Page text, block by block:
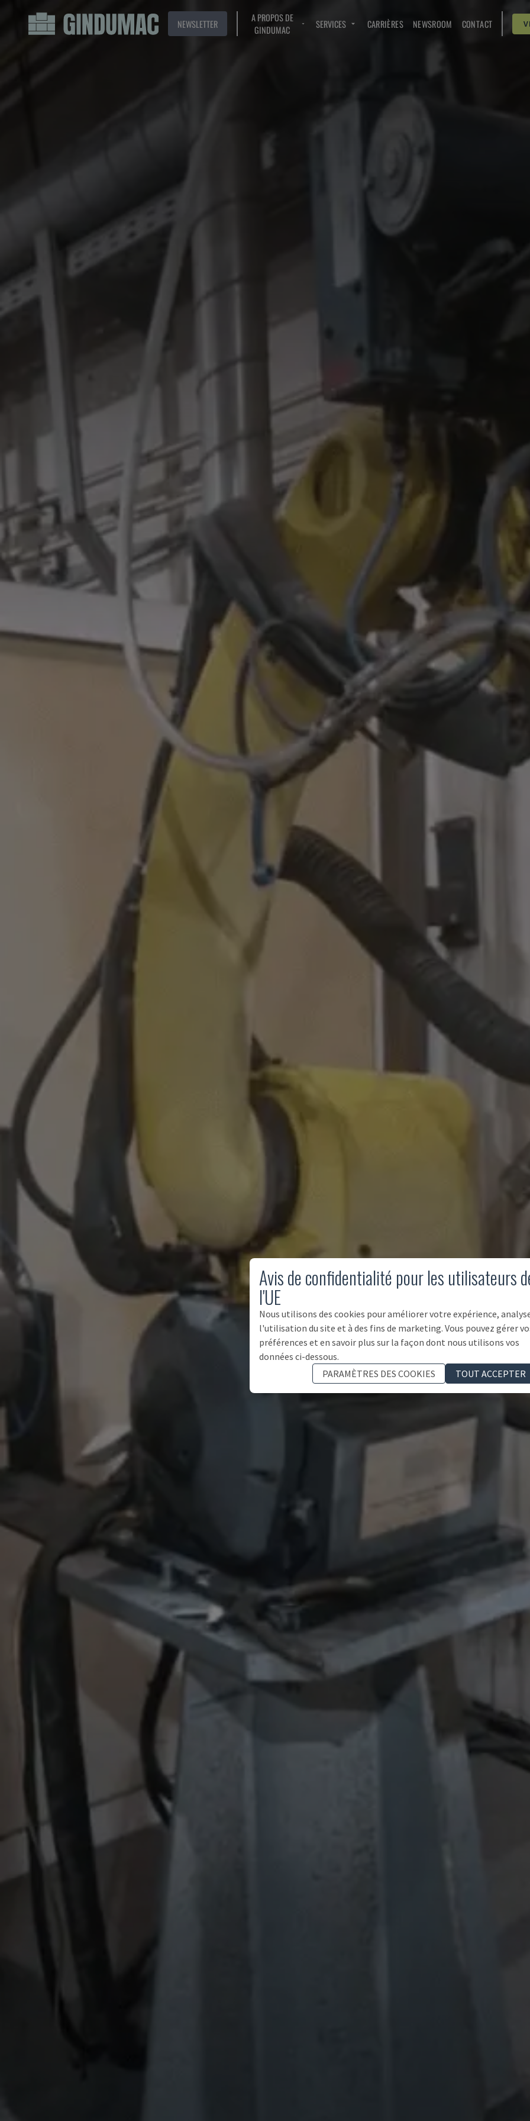
NEWSLETTER
A PROPOS DE
GINDUMAC
SERVICES CARRIÈRES NEWSROOM CONTACT
Avis de confidentialité pour les utilisateurs
l'UE
Nous utilisons des cookies pour améliorer votre expérience,
l'utilisation du site et à des fins de marketing. Vous pouvez gérer
préférences et en savoir plus sur la façon dont nous utilisons vos
données ci-dessous.
PARAMÈTRES DES COOKIES
TOUT ACCEPTER